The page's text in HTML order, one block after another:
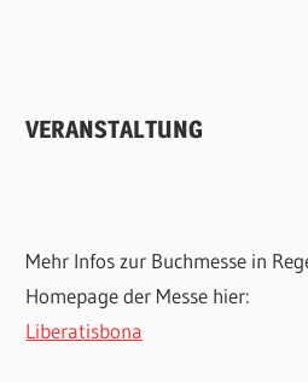
VERANSTALTUNG
Mehr Infos zur Buchmesse in
Homepage der Messe hier:
Liberatisbona